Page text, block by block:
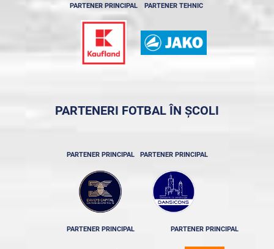
PARTENER PRINCIPAL PARTENER TEHNIC
PARTENERI FOTBAL ÎN ȘCOLI
PARTENER PRINCIPAL PARTENER PRINCIPAL
PARTENER PRINCIPAL PARTENER PRINCIPAL